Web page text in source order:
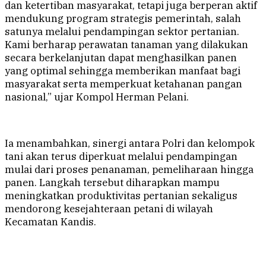
dan ketertiban masyarakat, tetapi juga berperan aktif
mendukung program strategis pemerintah, salah
satunya melalui pendampingan sektor pertanian.
Kami berharap perawatan tanaman yang dilakukan
secara berkelanjutan dapat menghasilkan panen
yang optimal sehingga memberikan manfaat bagi
masyarakat serta memperkuat ketahanan pangan
nasional,” ujar Kompol Herman Pelani.
Ia menambahkan, sinergi antara Polri dan kelompok
tani akan terus diperkuat melalui pendampingan
mulai dari proses penanaman, pemeliharaan hingga
panen. Langkah tersebut diharapkan mampu
meningkatkan produktivitas pertanian sekaligus
mendorong kesejahteraan petani di wilayah
Kecamatan Kandis.